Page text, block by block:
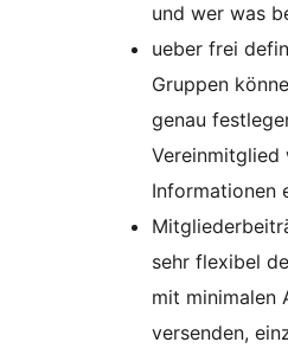
und wer was
ueber frei
Gruppen
genau
Vereinmitglied
Informationen
sehr flexibel
mit minimalen
versenden,